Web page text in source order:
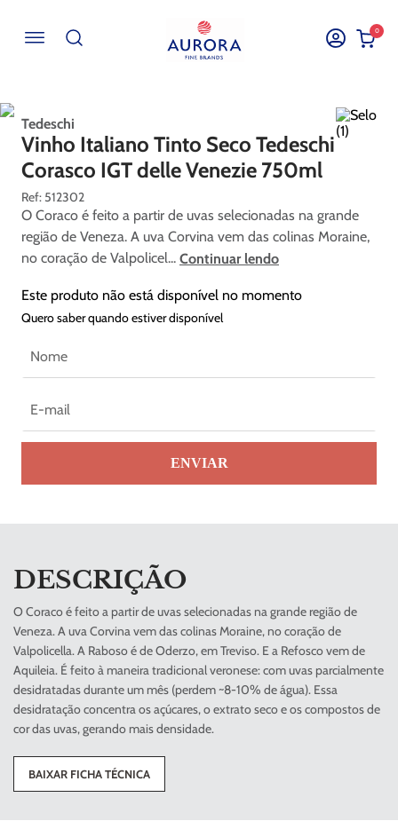
0
Tedeschi
Vinho Italiano Tinto Seco Tedeschi
Corasco IGT delle Venezie 750ml
: 512302
O Coraco é feito a partir de uvas selecionadas na grande
região de Veneza. A uva Corvina vem das colinas Moraine,
no coração de Valpolicel... Continuar lendo
Este produto não está disponível no momento
Quero saber quando estiver disponível
ENVIAR
DESCRIÇÃO
O Coraco é feito a partir de uvas selecionadas na grande região de
Veneza. A uva Corvina vem das colinas Moraine, no coração de
Valpolicella. A Raboso é de Oderzo, em Treviso. E a Refosco vem de
Aquileia. É feito à maneira tradicional veronese: com uvas parcialmente
desidratadas durante um mês (perdem ~8-10% de água). Essa
desidratação concentra os açúcares, o extrato seco e os compostos de
cor das uvas, gerando mais densidade.
BAIXAR FICHA TÉCNICA